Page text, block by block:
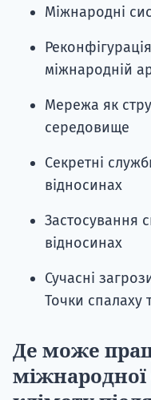
Міжнародні
міжнародній
Мережа як
середовище
Секретні
відносинах
Застосування
відносинах
Сучасні
Точки спалаху
Де може
міжнародної